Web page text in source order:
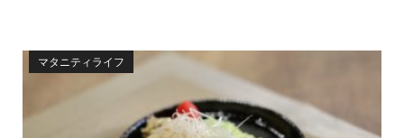
マタニティライフ